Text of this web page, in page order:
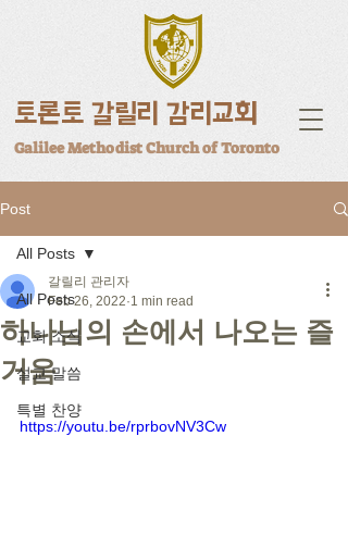
토론토 갈릴리 감리교회
Galilee Methodist Church of Toronto
Post
All Posts
교회 소식
설교 말씀
특별 찬양
All Posts
하나님의 손에서 나오는 즐
거움
갈릴리 관리자
Feb 26, 2022 1 min read
https://youtu.be/rprbovNV3Cw